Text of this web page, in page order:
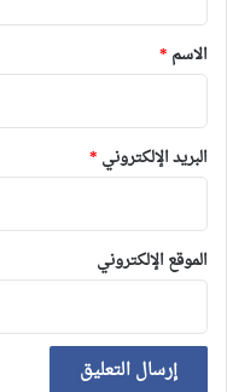
*
الاسم *
البريد الإلكتروني *
الموقع الإلكتروني